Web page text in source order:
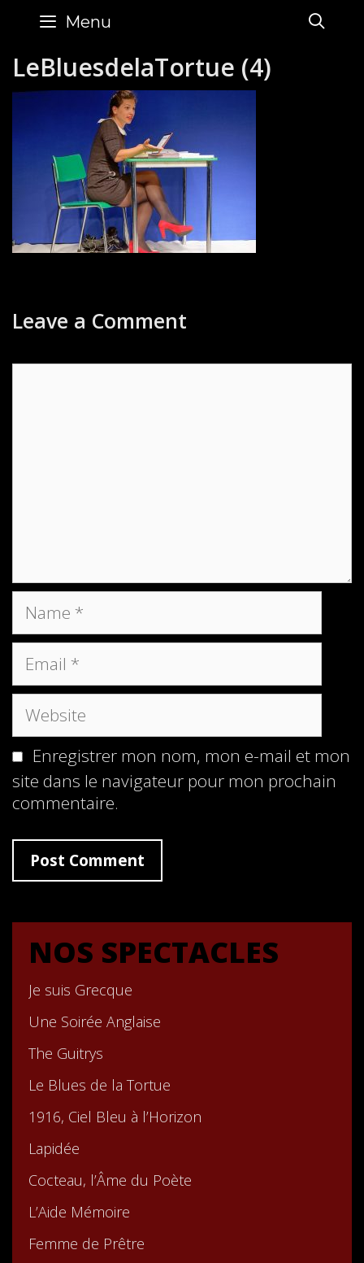
content
Menu
LeBluesdelaTortue (4)
Leave a Comment
Enregistrer mon nom, mon e-mail et mon
site dans le navigateur pour mon prochain
commentaire.
NOS SPECTACLES
Je suis Grecque
Une Soirée Anglaise
The Guitrys
Le Blues de la Tortue
1916, Ciel Bleu à l’Horizon
Lapidée
Cocteau, l’Âme du Poète
L’Aide Mémoire
Femme de Prêtre